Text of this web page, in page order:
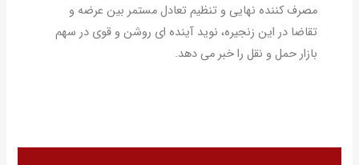
مصرف کننده نهایی و تنظیم تعادل مستمر بین عرضه و
تقاضا در این زنجیره، نوید آینده ای روشن و قوی در سهم
بازار حمل و نقل را خبر می دهد.